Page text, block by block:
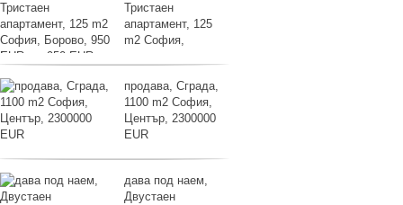
Тристаен
апартамент, 125
m2 София,
Борово, 950 EUR
продава, Сграда,
1100 m2 София,
Център, 2300000
EUR
дава под наем,
Двустаен